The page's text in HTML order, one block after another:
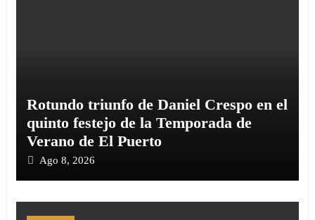
Rotundo triunfo de Daniel Crespo en el
quinto festejo de la Temporada de
Verano de El Puerto
Ago 8, 2026